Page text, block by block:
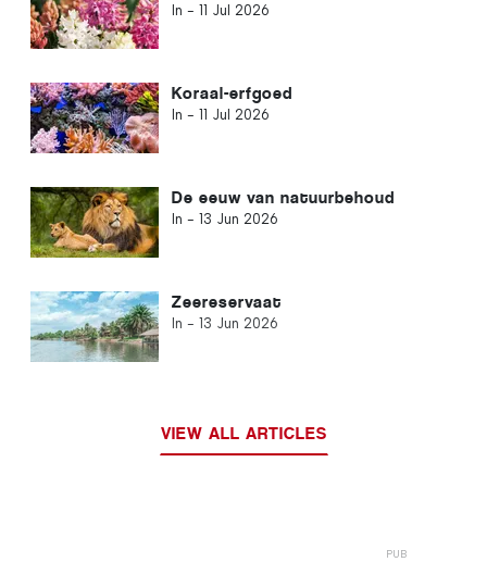
In - 11 Jul 2026
Koraal-erfgoed
In - 11 Jul 2026
De eeuw van natuurbehoud
In - 13 Jun 2026
Zeereservaat
In - 13 Jun 2026
VIEW ALL ARTICLES